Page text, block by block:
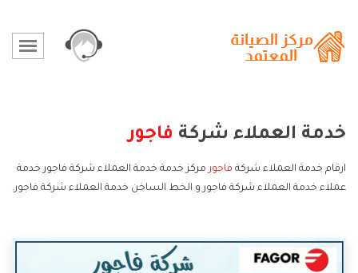
خدمة العملاء شركة فاجور
ارقام خدمة العملاء شركة فاجور مركز خدمة خدمة العملاء شركة فاجور خدمة
عملاء خدمة العملاء شركة فاجور و الخط الساخن خدمة العملاء شركة فاجور.